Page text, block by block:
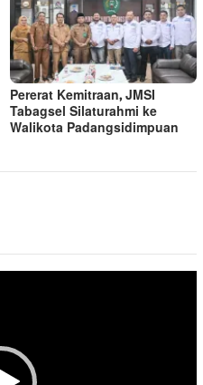
Pererat Kemitraan, JMSI
Tabagsel Silaturahmi ke
Walikota Padangsidimpuan